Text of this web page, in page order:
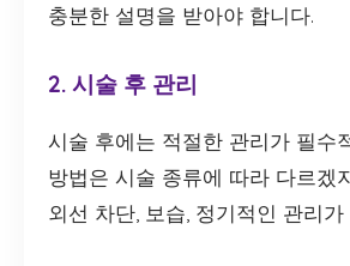
충분한 설명을 받아야 합니다.
2. 시술 후 관리
시술 후에는 적절한 관리가 필수
방법은 시술 종류에 따라 다르겠
외선 차단, 보습, 정기적인 관리가